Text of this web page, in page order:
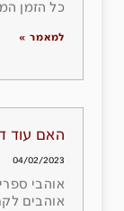
כל הזמן
למאמר »
האם עוד
04/02/2023
אוהבי
אוהבים